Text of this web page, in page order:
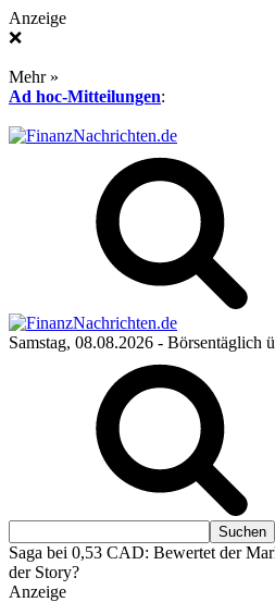
Anzeige
❌
Mehr »
Ad hoc-Mitteilungen:
Samstag, 08.08.2026 - Börsentäglich
Saga bei 0,53 CAD: Bewertet der
der Story?
Anzeige